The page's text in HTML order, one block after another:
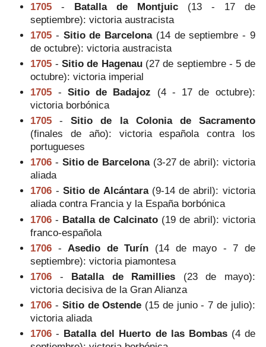
1705 - Batalla de Montjuic (13 - 17 de
septiembre): victoria austracista
1705 - Sitio de Barcelona (14 de septiembre - 9
de octubre): victoria austracista
1705 - Sitio de Hagenau(27 de septiembre - 5 de
octubre): victoria imperial
1705 - Sitio de Badajoz (4 - 17 de octubre):
victoria borbónica
1705 -Sitio de la Colonia de Sacramento
(finales de año): victoria española contra los
portugueses
1706 - Sitio de Barcelona(3-27 de abril): victoria
aliada
1706 - Sitio de Alcántara(9-14 de abril): victoria
aliada contra Francia y la España borbónica
1706 - Batalla de Calcinato (19 de abril): victoria
franco-española
1706 - Asedio de Turín (14 de mayo - 7 de
septiembre): victoria piamontesa
1706 - Batalla de Ramillies (23 de mayo):
victoria decisiva de la Gran Alianza
1706 - Sitio de Ostende (15 de junio - 7 de julio):
victoria aliada
1706 - Batalla del Huerto de las Bombas(4 de